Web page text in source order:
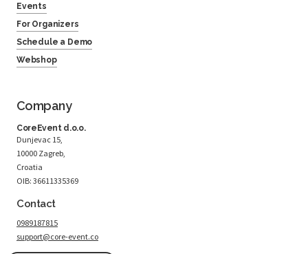
Events
For Organizers
Schedule a Demo
Webshop
Company
CoreEvent d.o.o.
Dunjevac 15,
10000 Zagreb,
Croatia
OIB: 36611335369
Contact
0989187815
support@core-event.co